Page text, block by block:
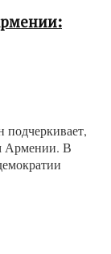
Армении. В